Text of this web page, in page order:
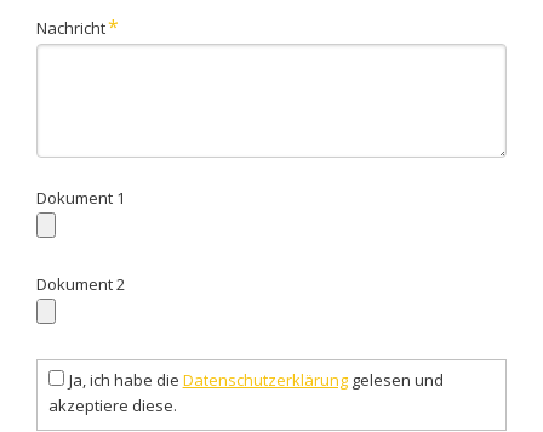
Pflichtfeld
Nachricht*
Dokument 1
Dokument 2
Ja, ich habe die Datenschutzerklärunggelesen und
akzeptiere diese.